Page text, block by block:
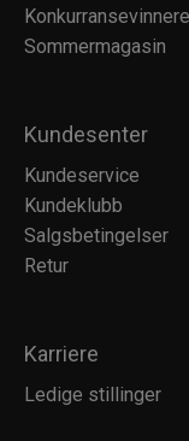
Konkurransevinnere
Sommermagasin
Kundesenter
Kundeservice
Kundeklubb
Salgsbetingelser
Retur
Karriere
Ledige stillinger